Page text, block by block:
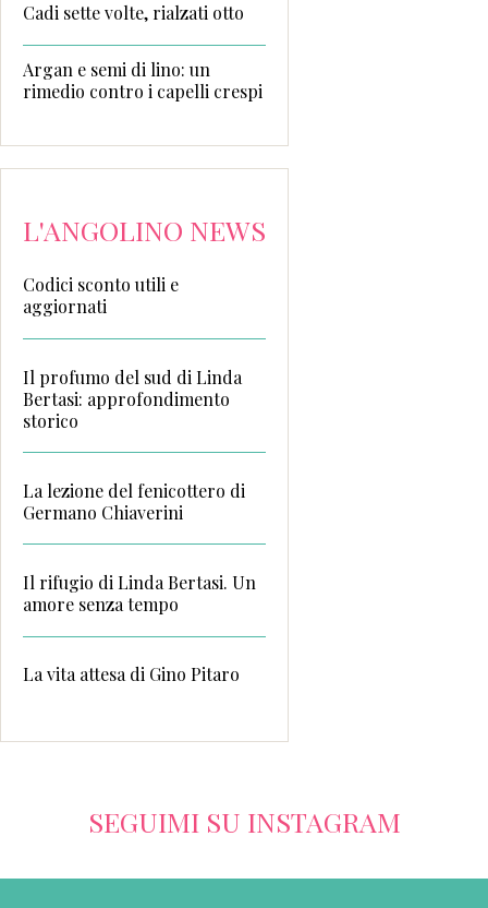
Cadi sette volte, rialzati otto
Argan e semi di lino: un
rimedio contro i capelli crespi
L'ANGOLINO NEWS
Codici sconto utili e
aggiornati
Il profumo del sud di Linda
Bertasi: approfondimento
storico
La lezione del fenicottero di
Germano Chiaverini
Il rifugio di Linda Bertasi. Un
amore senza tempo
La vita attesa di Gino Pitaro
SEGUIMI SU INSTAGRAM